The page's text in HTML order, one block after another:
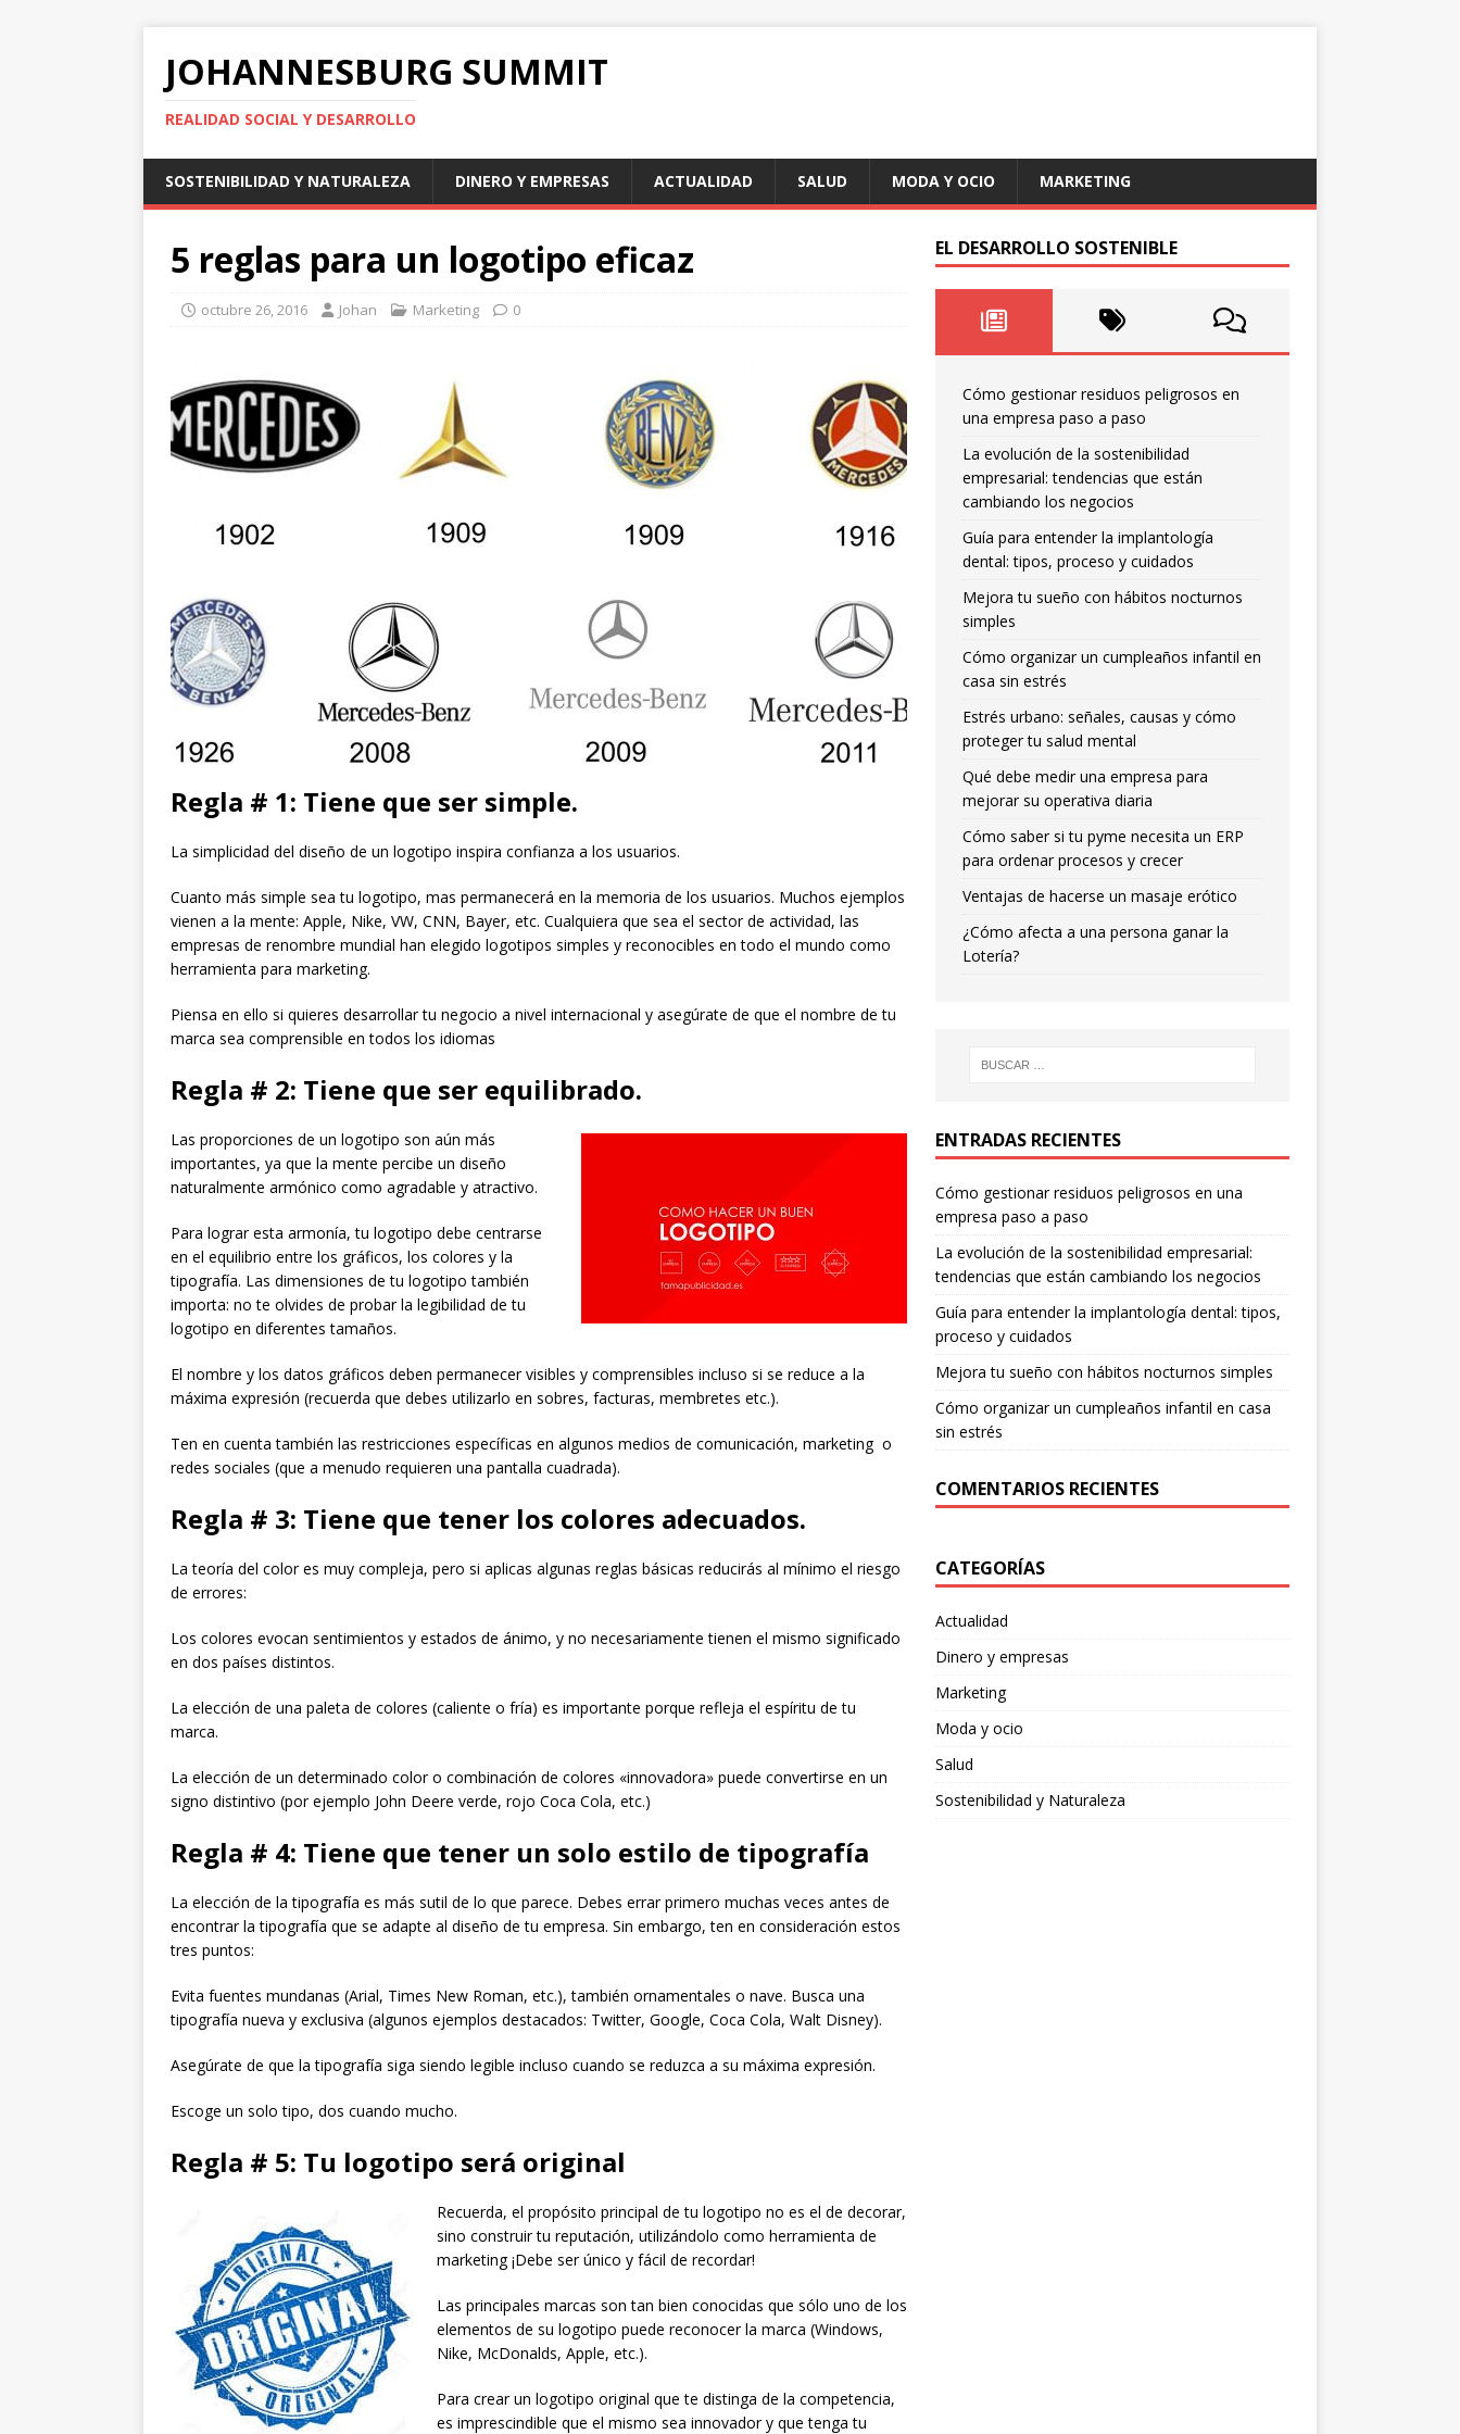
JOHANNESBURG SUMMIT
REALIDAD SOCIAL Y DESARROLLO
SOSTENIBILIDAD Y NATURALEZA DINERO Y EMPRESAS ACTUALIDAD SALUD MODA Y OCIO MARKETING
5 reglas para un logotipo eficaz
octubre 26, 2016 Johan Marketing 0
Regla # 1: Tiene que ser simple.
La simplicidad del diseño de un logotipo inspira confianza a los usuarios.
Cuanto más simple sea tu logotipo, mas permanecerá en la memoria de los usuarios. Muchos ejemplos
vienen a la mente: Apple, Nike, VW, CNN, Bayer, etc. Cualquiera que sea el sector de actividad, las
empresas de renombre mundial han elegido logotipos simples y reconocibles en todo el mundo como
herramienta para marketing.
Piensa en ello si quieres desarrollar tu negocio a nivel internacional y asegúrate de que el nombre de tu
marca sea comprensible en todos los idiomas
Regla # 2: Tiene que ser equilibrado.
Las proporciones de un logotipo son aún más
importantes, ya que la mente percibe un diseño
naturalmente armónico como agradable y atractivo.
Para lograr esta armonía, tu logotipo debe centrarse
en el equilibrio entre los gráficos, los colores y la
tipografía. Las dimensiones de tu logotipo también
importa: no te olvides de probar la legibilidad de tu
logotipo en diferentes tamaños.
El nombre y los datos gráficos deben permanecer visibles y comprensibles incluso si se reduce a la
máxima expresión (recuerda que debes utilizarlo en sobres, facturas, membretes etc.).
Ten en cuenta también las restricciones específicas en algunos medios de comunicación, marketing o
redes sociales (que a menudo requieren una pantalla cuadrada).
Regla # 3: Tiene que tener los colores adecuados.
La teoría del color es muy compleja, pero si aplicas algunas reglas básicas reducirás al mínimo el riesgo
de errores:
Los colores evocan sentimientos y estados de ánimo, y no necesariamente tienen el mismo significado
en dos países distintos.
La elección de una paleta de colores (caliente o fría) es importante porque refleja el espíritu de tu
marca.
La elección de un determinado color o combinación de colores «innovadora» puede convertirse en un
signo distintivo (por ejemplo John Deere verde, rojo Coca Cola, etc.)
Regla # 4: Tiene que tener un solo estilo de tipografía
La elección de la tipografía es más sutil de lo que parece. Debes errar primero muchas veces antes de
encontrar la tipografía que se adapte al diseño de tu empresa. Sin embargo, ten en consideración estos
tres puntos:
Evita fuentes mundanas (Arial, Times New Roman, etc.), también ornamentales o nave. Busca una
tipografía nueva y exclusiva (algunos ejemplos destacados: Twitter, Google, Coca Cola, Walt Disney).
Asegúrate de que la tipografía siga siendo legible incluso cuando se reduzca a su máxima expresión.
Escoge un solo tipo, dos cuando mucho.
Regla # 5: Tu logotipo será original
Recuerda, el propósito principal de tu logotipo no es el de decorar,
sino construir tu reputación, utilizándolo como herramienta de
marketing ¡Debe ser único y fácil de recordar!
Las principales marcas son tan bien conocidas que sólo uno de los
elementos de su logotipo puede reconocer la marca (Windows,
Nike, McDonalds, Apple, etc.).
Para crear un logotipo original que te distinga de la competencia,
es imprescindible que el mismo sea innovador y que tenga tu
EL DESARROLLO SOSTENIBLE
Cómo gestionar residuos peligrosos en
una empresa paso a paso
La evolución de la sostenibilidad
empresarial: tendencias que están
cambiando los negocios
Guía para entender la implantología
dental: tipos, proceso y cuidados
Mejora tu sueño con hábitos nocturnos
simples
Cómo organizar un cumpleaños infantil en
casa sin estrés
Estrés urbano: señales, causas y cómo
proteger tu salud mental
Qué debe medir una empresa para
mejorar su operativa diaria
Cómo saber si tu pyme necesita un ERP
para ordenar procesos y crecer
Ventajas de hacerse un masaje erótico
¿Cómo afecta a una persona ganar la
Lotería?
ENTRADAS RECIENTES
Cómo gestionar residuos peligrosos en una
empresa paso a paso
La evolución de la sostenibilidad empresarial:
tendencias que están cambiando los negocios
Guía para entender la implantología dental: tipos,
proceso y cuidados
Mejora tu sueño con hábitos nocturnos simples
Cómo organizar un cumpleaños infantil en casa
sin estrés
COMENTARIOS RECIENTES
CATEGORÍAS
Actualidad
Dinero y empresas
Marketing
Moda y ocio
Salud
Sostenibilidad y Naturaleza